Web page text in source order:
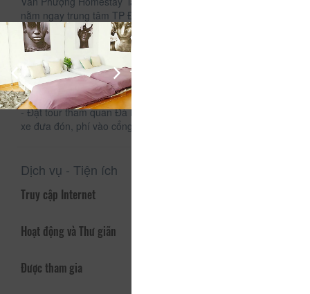
nằm ngay trung tâm TP Đà Lạt.Cách chợ Đà Lạt 600m chỉ 5
phút đi bộ,thuận tiện đi lại dạo phố
Tất cả các phòng đều có toilet riêng, có cửa sổ riêng, máy
nước nóng, máy sấy tóc, đồ dùng cá nhân (khăn tắm, bàn
chải, lược, kem đánh răng, dầu tắm/gội)
Cho thuê xe:
- Xe máy số, xe tay ga (giá thay đổi theo thời điểm)
- Đặt tour tham quan Đà Lạt: giá chỉ từ 180k/người (bao gồm
xe đưa đón, phí vào cổng tham quan, phí ăn uống)
Dịch vụ - Tiện ích
Truy cập Internet
Hoạt động và Thư giãn
Được tham gia